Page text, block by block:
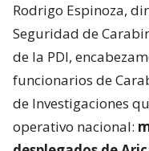
Rodrigo Espinoza,
Seguridad de
de la PDI,
funcionarios de
de Investigaciones
operativo nacional: